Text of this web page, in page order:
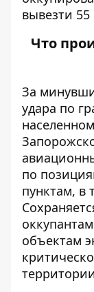
вывезти 55
Что
За
удара по
по
пунктам, в
объектам